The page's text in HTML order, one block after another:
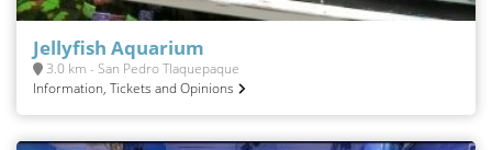
Jellyfish Aquarium
3.0 km - San Pedro Tlaquepaque
Information, Tickets and Opinions